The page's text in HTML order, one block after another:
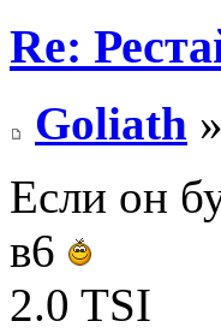
Re:
Goliath
Если он
в6
2.0 TSI